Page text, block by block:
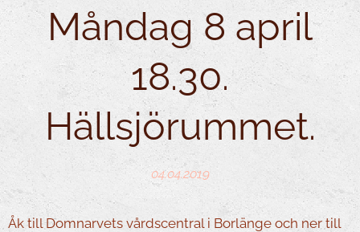
Måndag 8 april
18.30.
Hällsjörummet.
04.04.2019
Åk till Domnarvets vårdscentral i Borlänge och ner till